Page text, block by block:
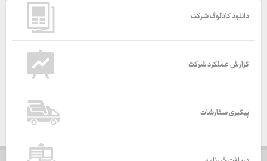
دانلود کاتالوگ شرکت
گزارش عملکرد شرکت
پیگیری سفارشات